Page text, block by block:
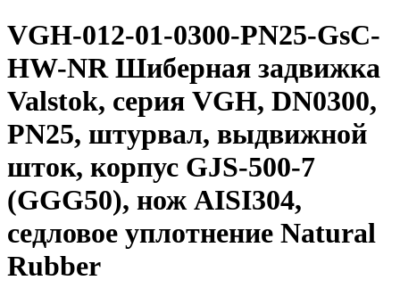
VGH-012-01-0300-PN25-GsC-
HW-NR Шиберная задвижка
Valstok, серия VGH, DN0300,
PN25, штурвал, выдвижной
шток, корпус GJS-500-7
(GGG50), нож AISI304,
седловое уплотнение Natural
Rubber